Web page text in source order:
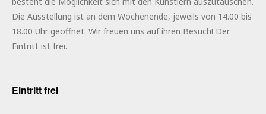
Die Ausstellung ist an dem Wochenende, jeweils von 14.00 bis
18.00 Uhr geöffnet. Wir freuen uns auf ihren Besuch! Der
Eintritt ist frei.
Eintritt frei